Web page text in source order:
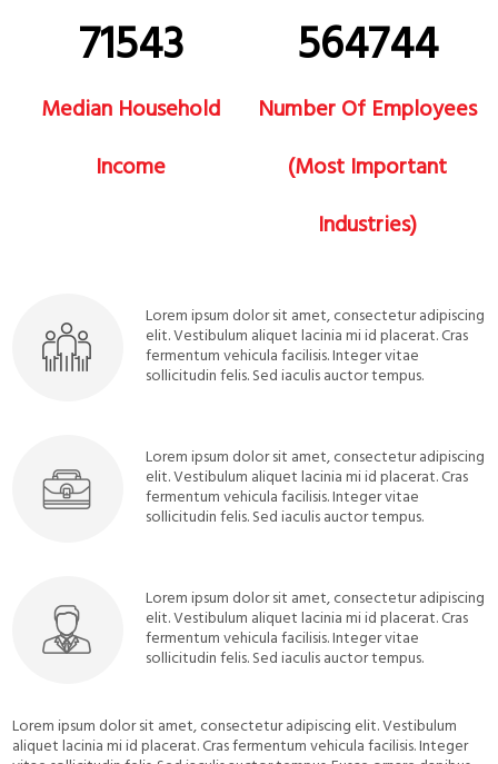
71543
Median Household
Income
564744
Number Of Employees
(most Important
Industries)
Lorem ipsum dolor sit amet, consectetur adipiscing
elit. Vestibulum aliquet lacinia mi id placerat. Cras
fermentum vehicula facilisis. Integer vitae
sollicitudin felis. Sed iaculis auctor tempus.
Lorem ipsum dolor sit amet, consectetur adipiscing
elit. Vestibulum aliquet lacinia mi id placerat. Cras
fermentum vehicula facilisis. Integer vitae
sollicitudin felis. Sed iaculis auctor tempus.
Lorem ipsum dolor sit amet, consectetur adipiscing
elit. Vestibulum aliquet lacinia mi id placerat. Cras
fermentum vehicula facilisis. Integer vitae
sollicitudin felis. Sed iaculis auctor tempus.
Lorem ipsum dolor sit amet, consectetur adipiscing elit. Vestibulum
aliquet lacinia mi id placerat. Cras fermentum vehicula facilisis. Integer